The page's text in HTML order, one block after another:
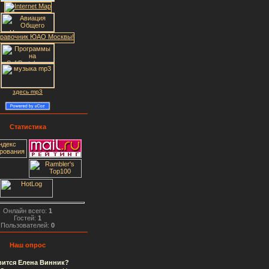
здесь mp3
Статистика
Онлайн всего: 1
Гостей: 1
Пользователей: 0
Наш опрос
Елена Винник?